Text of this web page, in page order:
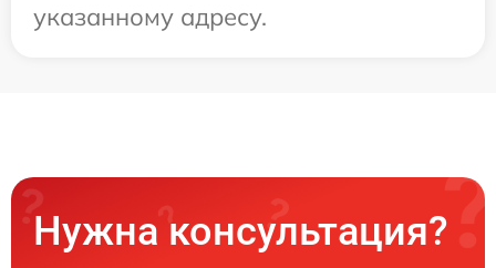
указанному адресу.
Нужна консультация?